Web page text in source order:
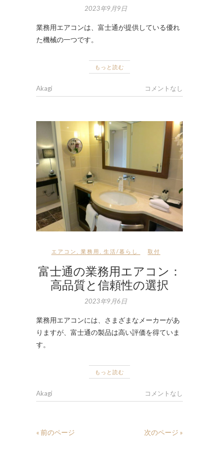
2023年9月9日
業務用エアコンは、富士通が提供している優れ
た機械の一つです。
もっと読む
Akagi コメントなし
エアコン 業務用 生活/暮らし 取付
富士通の業務用エアコン：
高品質と信頼性の選択
2023年9月6日
業務用エアコンには、さまざまなメーカーがあ
りますが、富士通の製品は高い評価を得ていま
す。
もっと読む
Akagi コメントなし
« 前のページ 次のページ »